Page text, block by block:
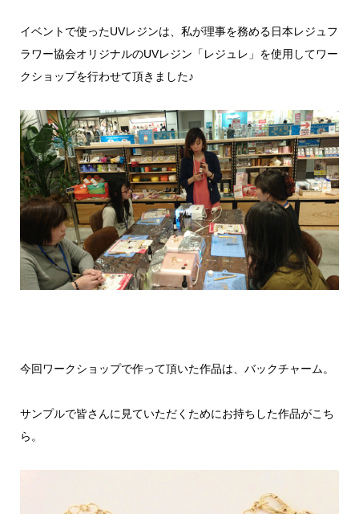
イベントで使ったUVレジンは、私が理事を務める日本レジュフ
ラワー協会オリジナルのUVレジン「レジュレ」を使用してワー
クショップを行わせて頂きました♪
今回ワークショップで作って頂いた作品は、バックチャーム。
サンプルで皆さんに見ていただくためにお持ちした作品がこち
ら。